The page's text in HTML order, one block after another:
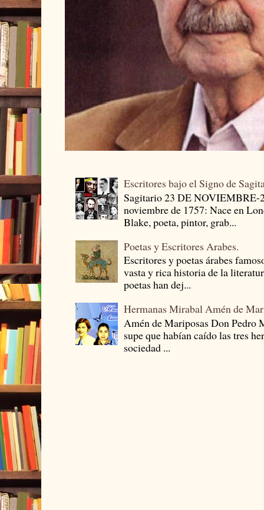
Escritores bajo el Signo de
Sagitario 23 DE
noviembre de 1757: Nace en
Blake, poeta, pintor, grab...
Poetas y Escritores Arabes.
Escritores y poetas árabes
vasta y rica historia de la
poetas han dej...
Hermanas Mirabal Amén de
Amén de Mariposas Don
supe que habían caído las tres
sociedad ...